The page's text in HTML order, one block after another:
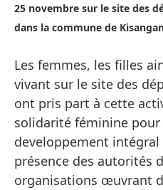
25 novembre sur le site des
dans la commune de
Les femmes, les filles
vivant sur le site des
ont pris part à cette
solidarité féminine
developpement intégral
présence des autorités
organisations œuvrant